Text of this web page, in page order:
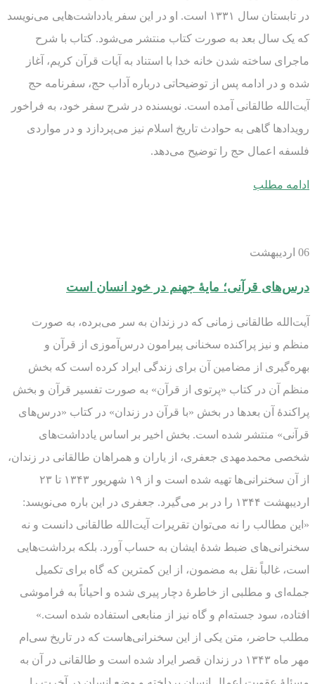
در تابستان سال ۱۳۳۱ است. او در این سفر یادداشت‌هایی می‌نویسد
که یک سال بعد به صورت کتاب منتشر می‌شود. کتاب با شرح
ماجرای ساخته شدن خانه خدا با استناد به آیات قرآن کریم، آغاز
شده و در ادامه پس از توضیحاتی درباره آداب حج، سفرنامه حج
آیت‌الله طالقانی آمده است. نویسنده در شرح سفر خود، به فراخور
رویدادها گاهی به حوادث تاریخ اسلام نیز می‌پردازد و در مواردی
فلسفه اعمال حج را توضیح می‌دهد.
ادامه مطلب
06 اردیبهشت
درس‌های قرآنی؛ مایۀ جهنم در خود انسان است
آیت‌الله طالقانی زمانی که در زندان به سر می‌برده، به صورت
منظم و نیز پراکنده سخنانی پیرامون درس‌آموزی از قرآن و
بهره‌گیری از مضامین آن برای زندگی ایراد کرده است که بخش
منظم آن در کتاب «پرتوی از قرآن» به صورت تفسیر قرآن و بخش
پراکندۀ آن بعدها در بخش «با قرآن در زندان» در کتاب «درس‌های
قرآنی» منتشر شده است. بخش اخیر بر اساس یادداشت‌های
شخصی محمدمهدی جعفری، از یاران و همراهان طالقانی در زندان،
از آن سخنرانی‌ها تهیه شده است و از ۱۹ شهریور ۱۳۴۳ تا ۲۳
اردیبهشت ۱۳۴۴ را در بر می‌گیرد. جعفری در این باره می‌نویسد:
«این مطالب را نه می‌توان تقریرات آیت‌الله طالقانی دانست و نه
سخنرانی‌های ضبط شدۀ ایشان به حساب آورد. بلکه برداشت‌هایی
است، غالباً نقل به مضمون، از این کمترین که گاه برای تکمیل
جمله‌ای و مطلبی از خاطرۀ دچار پیری شده و احیاناً به فراموشی
افتاده، سود جسته‌ام و گاه نیز از منابعی استفاده شده است.»
مطلب حاضر، متن یکی از این سخنرانی‌هاست که در تاریخ سی‌ام
مهر ماه ۱۳۴۳ در زندان قصر ایراد شده است و طالقانی در آن به